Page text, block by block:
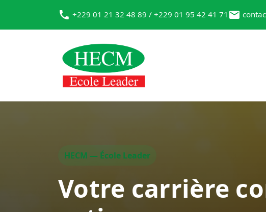
+229 01 21 32 48 89 / +229 01 95 42 41 71
HECM — École Leader
Votre carrière